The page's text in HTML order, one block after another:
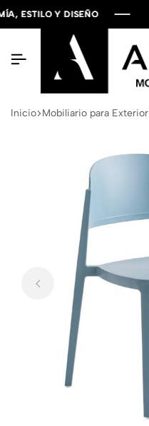
Y DISEÑO
Y DISEÑO
Y DISEÑO
Inicio Mobiliario para Exterior